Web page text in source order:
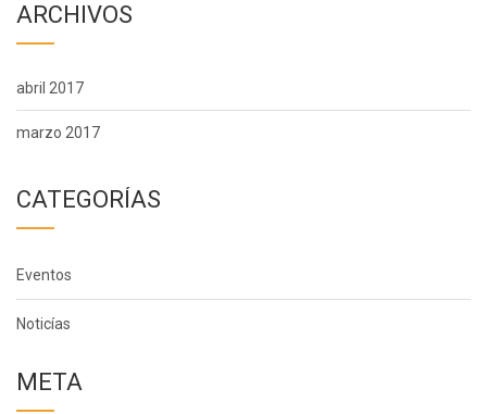
ARCHIVOS
abril 2017
marzo 2017
CATEGORÍAS
Eventos
Noticías
META